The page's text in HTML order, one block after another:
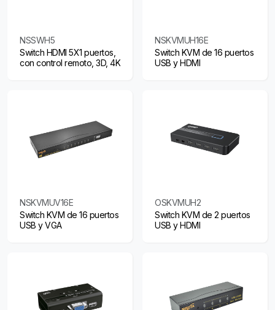
NSSWH5
Switch HDMI 5X1 puertos,
con control remoto, 3D, 4K
NSKVMUH16E
Switch KVM de 16 puertos
USB y HDMI
NSKVMUV16E
Switch KVM de 16 puertos
USB y VGA
OSKVMUH2
Switch KVM de 2 puertos
USB y HDMI